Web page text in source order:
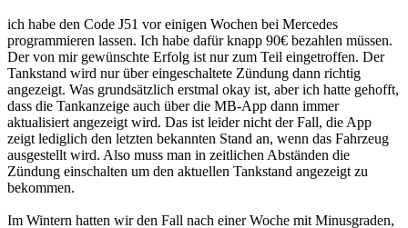
ich habe den Code J51 vor einigen Wochen bei Mercedes
programmieren lassen. Ich habe dafür knapp 90€ bezahlen müssen.
Der von mir gewünschte Erfolg ist nur zum Teil eingetroffen. Der
Tankstand wird nur über eingeschaltete Zündung dann richtig
angezeigt. Was grundsätzlich erstmal okay ist, aber ich hatte gehofft,
dass die Tankanzeige auch über die MB-App dann immer
aktualisiert angezeigt wird. Das ist leider nicht der Fall, die App
zeigt lediglich den letzten bekannten Stand an, wenn das Fahrzeug
ausgestellt wird. Also muss man in zeitlichen Abständen die
Zündung einschalten um den aktuellen Tankstand angezeigt zu
bekommen.
Im Wintern hatten wir den Fall nach einer Woche mit Minusgraden,